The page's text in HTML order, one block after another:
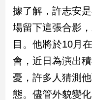
台
灣
觀
南
台
灣
據了解，許志安
場留下這張合影
目。他將於10月
會，近日為演出
憂，許多人猜測
態。儘管外貌變